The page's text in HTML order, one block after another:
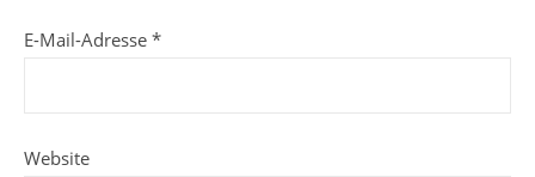
E-Mail-Adresse *
Website